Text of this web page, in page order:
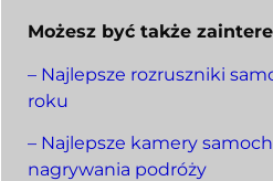
Możesz być także
– Najlepsze rozruszniki
roku
– Najlepsze kamery
nagrywania podróży